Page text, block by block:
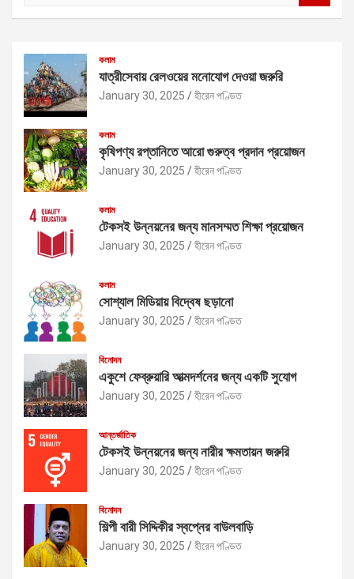
কলাম
যাত্রীসেবায় রেলওয়ের মনোযোগ দেওয়া জরুরি
January 30, 2025 হীরেন পণ্ডিত
কলাম
কৃষিপণ্য রপ্তানিতে আরো গুরুত্ব প্রদান প্রয়োজন
January 30, 2025 হীরেন পণ্ডিত
কলাম
টেকসই উন্নয়নের জন্য মানসম্মত শিক্ষা প্রয়োজন
January 30, 2025 হীরেন পণ্ডিত
কলাম
সোশ্যাল মিডিয়ায় বিদ্বেষ ছড়ানো
January 30, 2025 হীরেন পণ্ডিত
বিনোদন
একুশে ফেব্রুয়ারি আত্মদর্শনের জন্য একটি সুযোগ
January 30, 2025 হীরেন পণ্ডিত
আন্তর্জাতিক
টেকসই উন্নয়নের জন্য নারীর ক্ষমতায়ন জরুরি
January 30, 2025 হীরেন পণ্ডিত
বিনোদন
শিল্পী বারী সিদ্দিকীর স্বপ্নের বাউলবাড়ি
January 30, 2025 হীরেন পণ্ডিত